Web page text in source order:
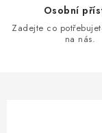
Osobní
Zadejte co
na nás.